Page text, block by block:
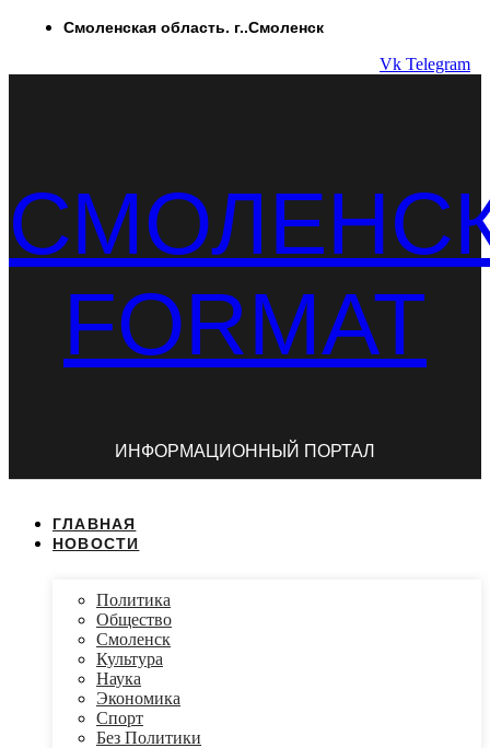
ПерейтиСмоленская область. г..Смоленск
Vk Telegram
FORMAT
ИНФОРМАЦИОННЫЙ ПОРТАЛ
ГЛАВНАЯ
НОВОСТИ
Политика
Общество
Смоленск
Культура
Наука
Экономика
Спорт
Без Политики